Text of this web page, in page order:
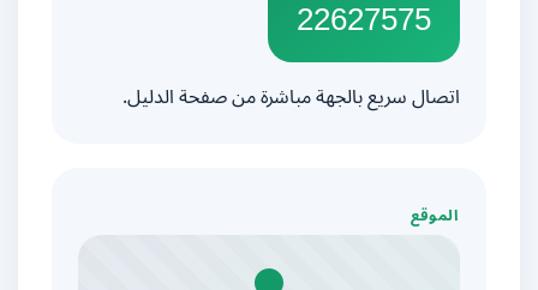
22627575
اتصال سريع بالجهة مباشرة من صفحة الدليل.
الموقع